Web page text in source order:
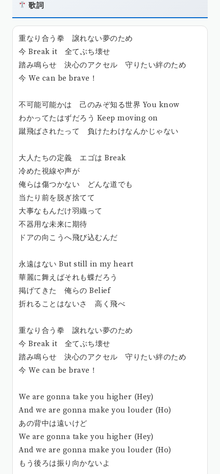
歌詞
重なり合う拳 譲れない夢のため
今 Break it 全てぶち壊せ
踏み鳴らせ 決心のアクセル 守りたい絆のため
今 We can be brave！
不可能可能かは 己のみぞ知る世界 You know
わかってたはずだろう Keep moving on
蹴飛ばされたって 負けたわけなんかじゃない
大人たちの定義 エゴは Break
冷めた視線や声が
俺らは傷つかない どんな道でも
当たり前を脱ぎ捨てて
大事なもんだけ羽織って
不器用な未来に期待
ドアの向こうへ飛び込むんだ
永遠はない But still in my heart
華麗に舞えばそれも蝶だろう
掲げてきた 俺らの Belief
折れることはないさ 高く飛べ
重なり合う拳 譲れない夢のため
今 Break it 全てぶち壊せ
踏み鳴らせ 決心のアクセル 守りたい絆のため
今 We can be brave！
We are gonna take you higher (Hey)
And we are gonna make you louder (Ho)
あの背中は遠いけど
We are gonna take you higher (Hey)
And we are gonna make you louder (Ho)
もう後ろは振り向かないよ